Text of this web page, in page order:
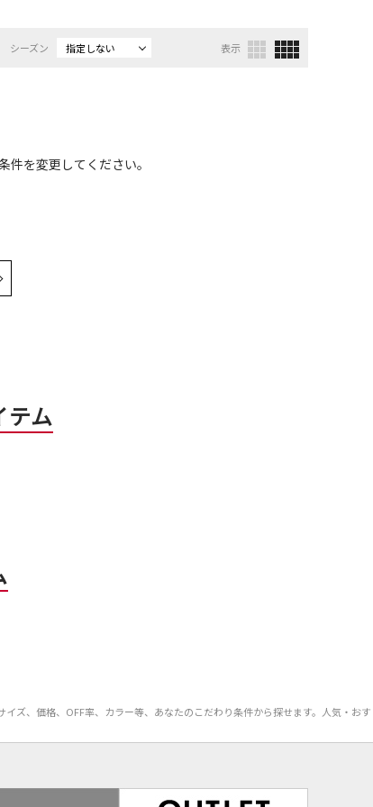
シーズン 指定しない 表示
を変更してください。
テム
ズ、価格、OFF率、カラー等、あなたのこだわり条件から探せます。人気・おす